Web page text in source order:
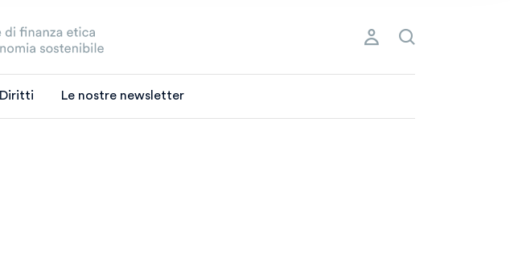
Diritti Le nostre newsletter